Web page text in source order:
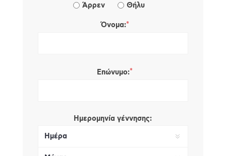
Άρρεν
Θήλυ
Όνομα:*
Επώνυμο:*
Ημερομηνία γέννησης: